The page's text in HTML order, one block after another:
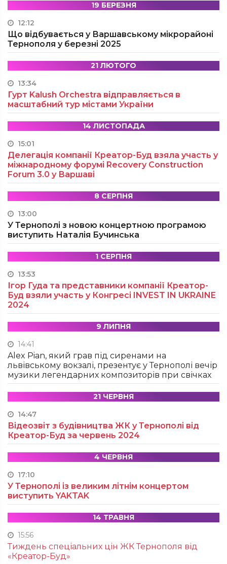
19 БЕРЕЗНЯ
12:12
Що відбувається у Варшавському мікрорайоні
Тернополя у березні 2025
21 ЛЮТОГО
13:34
Гурт Kalush Orchestra відправляється в
масштабний тур містами України
14 ЛИСТОПАДА
15:01
Делегація компанії Креатор-Буд взяла участь у
міжнародному форумі Recovery Construction
Forum 3.0 у Варшаві
8 СЕРПНЯ
13:00
У Тернополі з новою концертною програмою
виступить Наталія Бучинська
1 СЕРПНЯ
13:53
Ігор Гуда та представники компанії Креатор-
Буд взяли участь у Конгресі INVEST IN UKRAINE
2024
9 ЛИПНЯ
14:41
Alex Pian, який грав під сиренами на
львівському вокзалі, презентує у Тернополі вечір
музики легендарних композиторів при свічках
21 ЧЕРВНЯ
14:47
Відеозвіт з будівництва ЖК у Тернополі від
Креатор-Буд за червень 2024
4 ЧЕРВНЯ
17:10
У Тернополі із великим літнім концертом
виступить YAKTAK
14 ТРАВНЯ
15:56
Тиждень спеціальних цін ЖК Тернополя від
«Креатор-Буд»